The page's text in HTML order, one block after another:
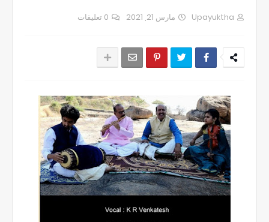
Upayuktha مارس 21, 2021 0 تعليقات